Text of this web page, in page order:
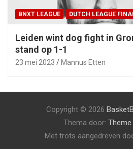
BNXT LEAGUE DUTCH LEAGUE
Leiden wint dog fight in
stand op 1-1
23 mei 2023 Mannus Etten
Copyright © 2026
Thema door:
Met trots aangedreven